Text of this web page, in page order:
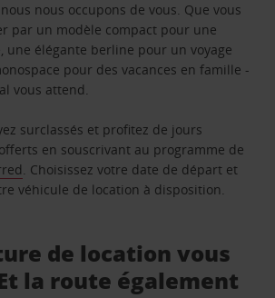
nous occupons de vous. Que vous
par un modèle compact pour une
une élégante berline pour un voyage
pour des vacances en famille -
vous attend.
surclassés et profitez de jours
en souscrivant au programme de
. Choisissez votre date de départ et
véhicule de location à disposition.
de location vous
la route également